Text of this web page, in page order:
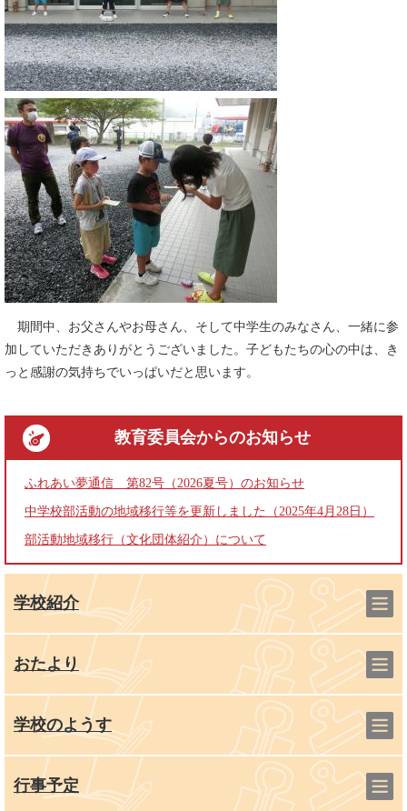
期間中、お父さんやお母さん、そして中学生のみなさん、一緒に参
加していただきありがとうございました。子どもたちの心の中は、き
っと感謝の気持ちでいっぱいだと思います。
教育委員会からのお知らせ
ふれあい夢通信 第82号（2026夏号）のお知らせ
中学校部活動の地域移行等を更新しました（2025年4月28日）
部活動地域移行（文化団体紹介）について
学校紹介
おたより
学校のようす
行事予定